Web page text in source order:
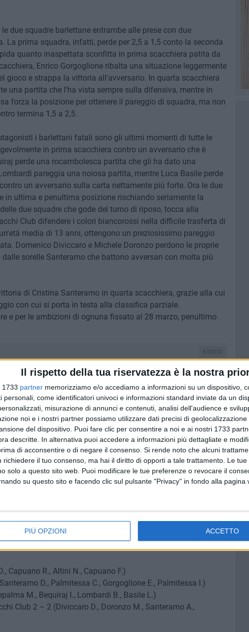
Il rispetto della tua riservatezza è la nostra
1733 partner memorizziamo e/o accediamo a informazioni su un dispositivo,
personali, come identificatori univoci e informazioni standard inviate da un
misurazione di annunci e contenuti, analisi dell'audience e
noi e i nostri partner possiamo utilizzare dati precisi di
del dispositivo. Puoi fare clic per consentire a noi e ai nostri 1733
descritte. In alternativa puoi accedere a informazioni più dettagliate e
di acconsentire o di negare il consenso. Si rende noto che alcuni
richiedere il tuo consenso, ma hai il diritto di opporti a tale trattamento. Le
solo a questo sito web. Puoi modificare le tue preferenze o revocare il
su questo sito e facendo clic sul pulsante "Privacy" in fondo alla pagina
PIÙ OPZIONI ACCETTO
due squadre barlettane entrambe alle prese con due
La prima squadra, infatti, perde per 2,5 a 1,5 conto la seconda
quanto inaspettata sconfitta in prima scacchiera patita da
Enrico Gorgoglione ribalta una situazione leggermente
gioco e strappa la vittoria all'avversario. In quarta scacchiera
una partita che l'ha vista sempre sulla difensiva, mentre in
forza la posizione per ottenere il pareggio di squadra, ma non
termina 1,5 a 2,5.
i barlettani fatali sono gli ultimi momenti di tutte le
in prima scacchiera contro un avversario che è
perde una rocambolesca partita che gli ha dato una
pareggia una noiosa partita, mentre Luca Basile perde
un avversario sulla carta nettamente più forte. Ora le due
in ultima e penultima posizione rischiando seriamente la
due squadre che gode del turno di riposo, tocca alla
Club difendere i colori biancorossi nella difficile trasferta di
media di 13 anni, ottengono un preziosissimo pareggio
Domenico Diviccaro e Michele Doronzo perdono le proprie
sorelle Santeramo che battono avversari con molta più
di Cristina Santeramo in quarta scacchiera, grazie alla cui
con cui si porta in testa alla classifica parziale.
e per le ambizioni di ognuna fissato al 28 marzo, penultimo
5 FOTO
Capuano R., Altini N., Capuano F.)
D., Palmitessa C., Gorgoglione E., Palmitessa I.)
M., Bequiraj I., Lombardi B., Basile L.)
Club 2 – 2 (Diviccaro D., Doronzo M., Santeramo A.,